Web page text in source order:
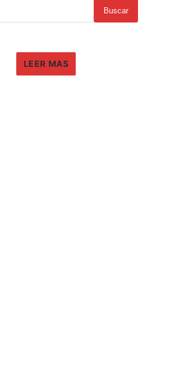
Buscar
LEER MAS